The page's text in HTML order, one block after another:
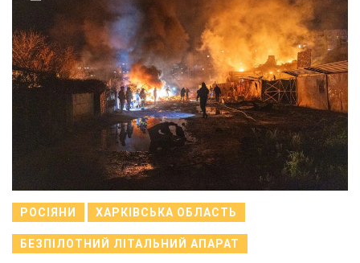
РОСІЯНИ ХАРКІВСЬКА ОБЛАСТЬ
БЕЗПІЛОТНИЙ ЛІТАЛЬНИЙ АПАРАТ